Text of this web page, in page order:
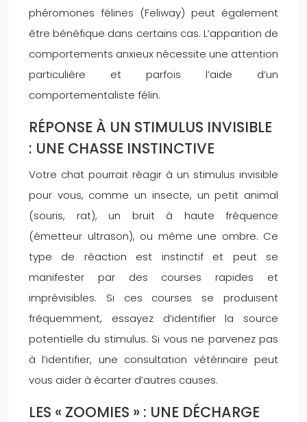
phéromones félines (Feliway) peut également
être bénéfique dans certains cas. L’apparition de
comportements anxieux nécessite une attention
particulière et parfois l’aide d’un
comportementaliste félin.
RÉPONSE À UN STIMULUS INVISIBLE
: UNE CHASSE INSTINCTIVE
Votre chat pourrait réagir à un stimulus invisible
pour vous, comme un insecte, un petit animal
(souris, rat), un bruit à haute fréquence
(émetteur ultrason), ou même une ombre. Ce
type de réaction est instinctif et peut se
manifester par des courses rapides et
imprévisibles. Si ces courses se produisent
fréquemment, essayez d’identifier la source
potentielle du stimulus. Si vous ne parvenez pas
à l’identifier, une consultation vétérinaire peut
vous aider à écarter d’autres causes.
LES « ZOOMIES » : UNE DÉCHARGE